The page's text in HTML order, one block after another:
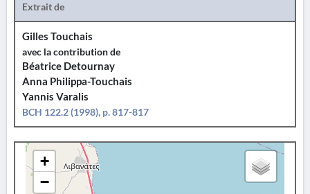
Extrait de
Gilles Touchais
avec la contribution de
Béatrice Detournay
Anna Philippa-Touchais
Yannis Varalis
BCH 122.2 (1998), p. 817-817
+
−